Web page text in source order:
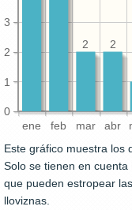
ene feb mar abr
0
1
2
3
2
2
Este gráfico muestra los
Solo se tienen en
que pueden estropear
lloviznas.